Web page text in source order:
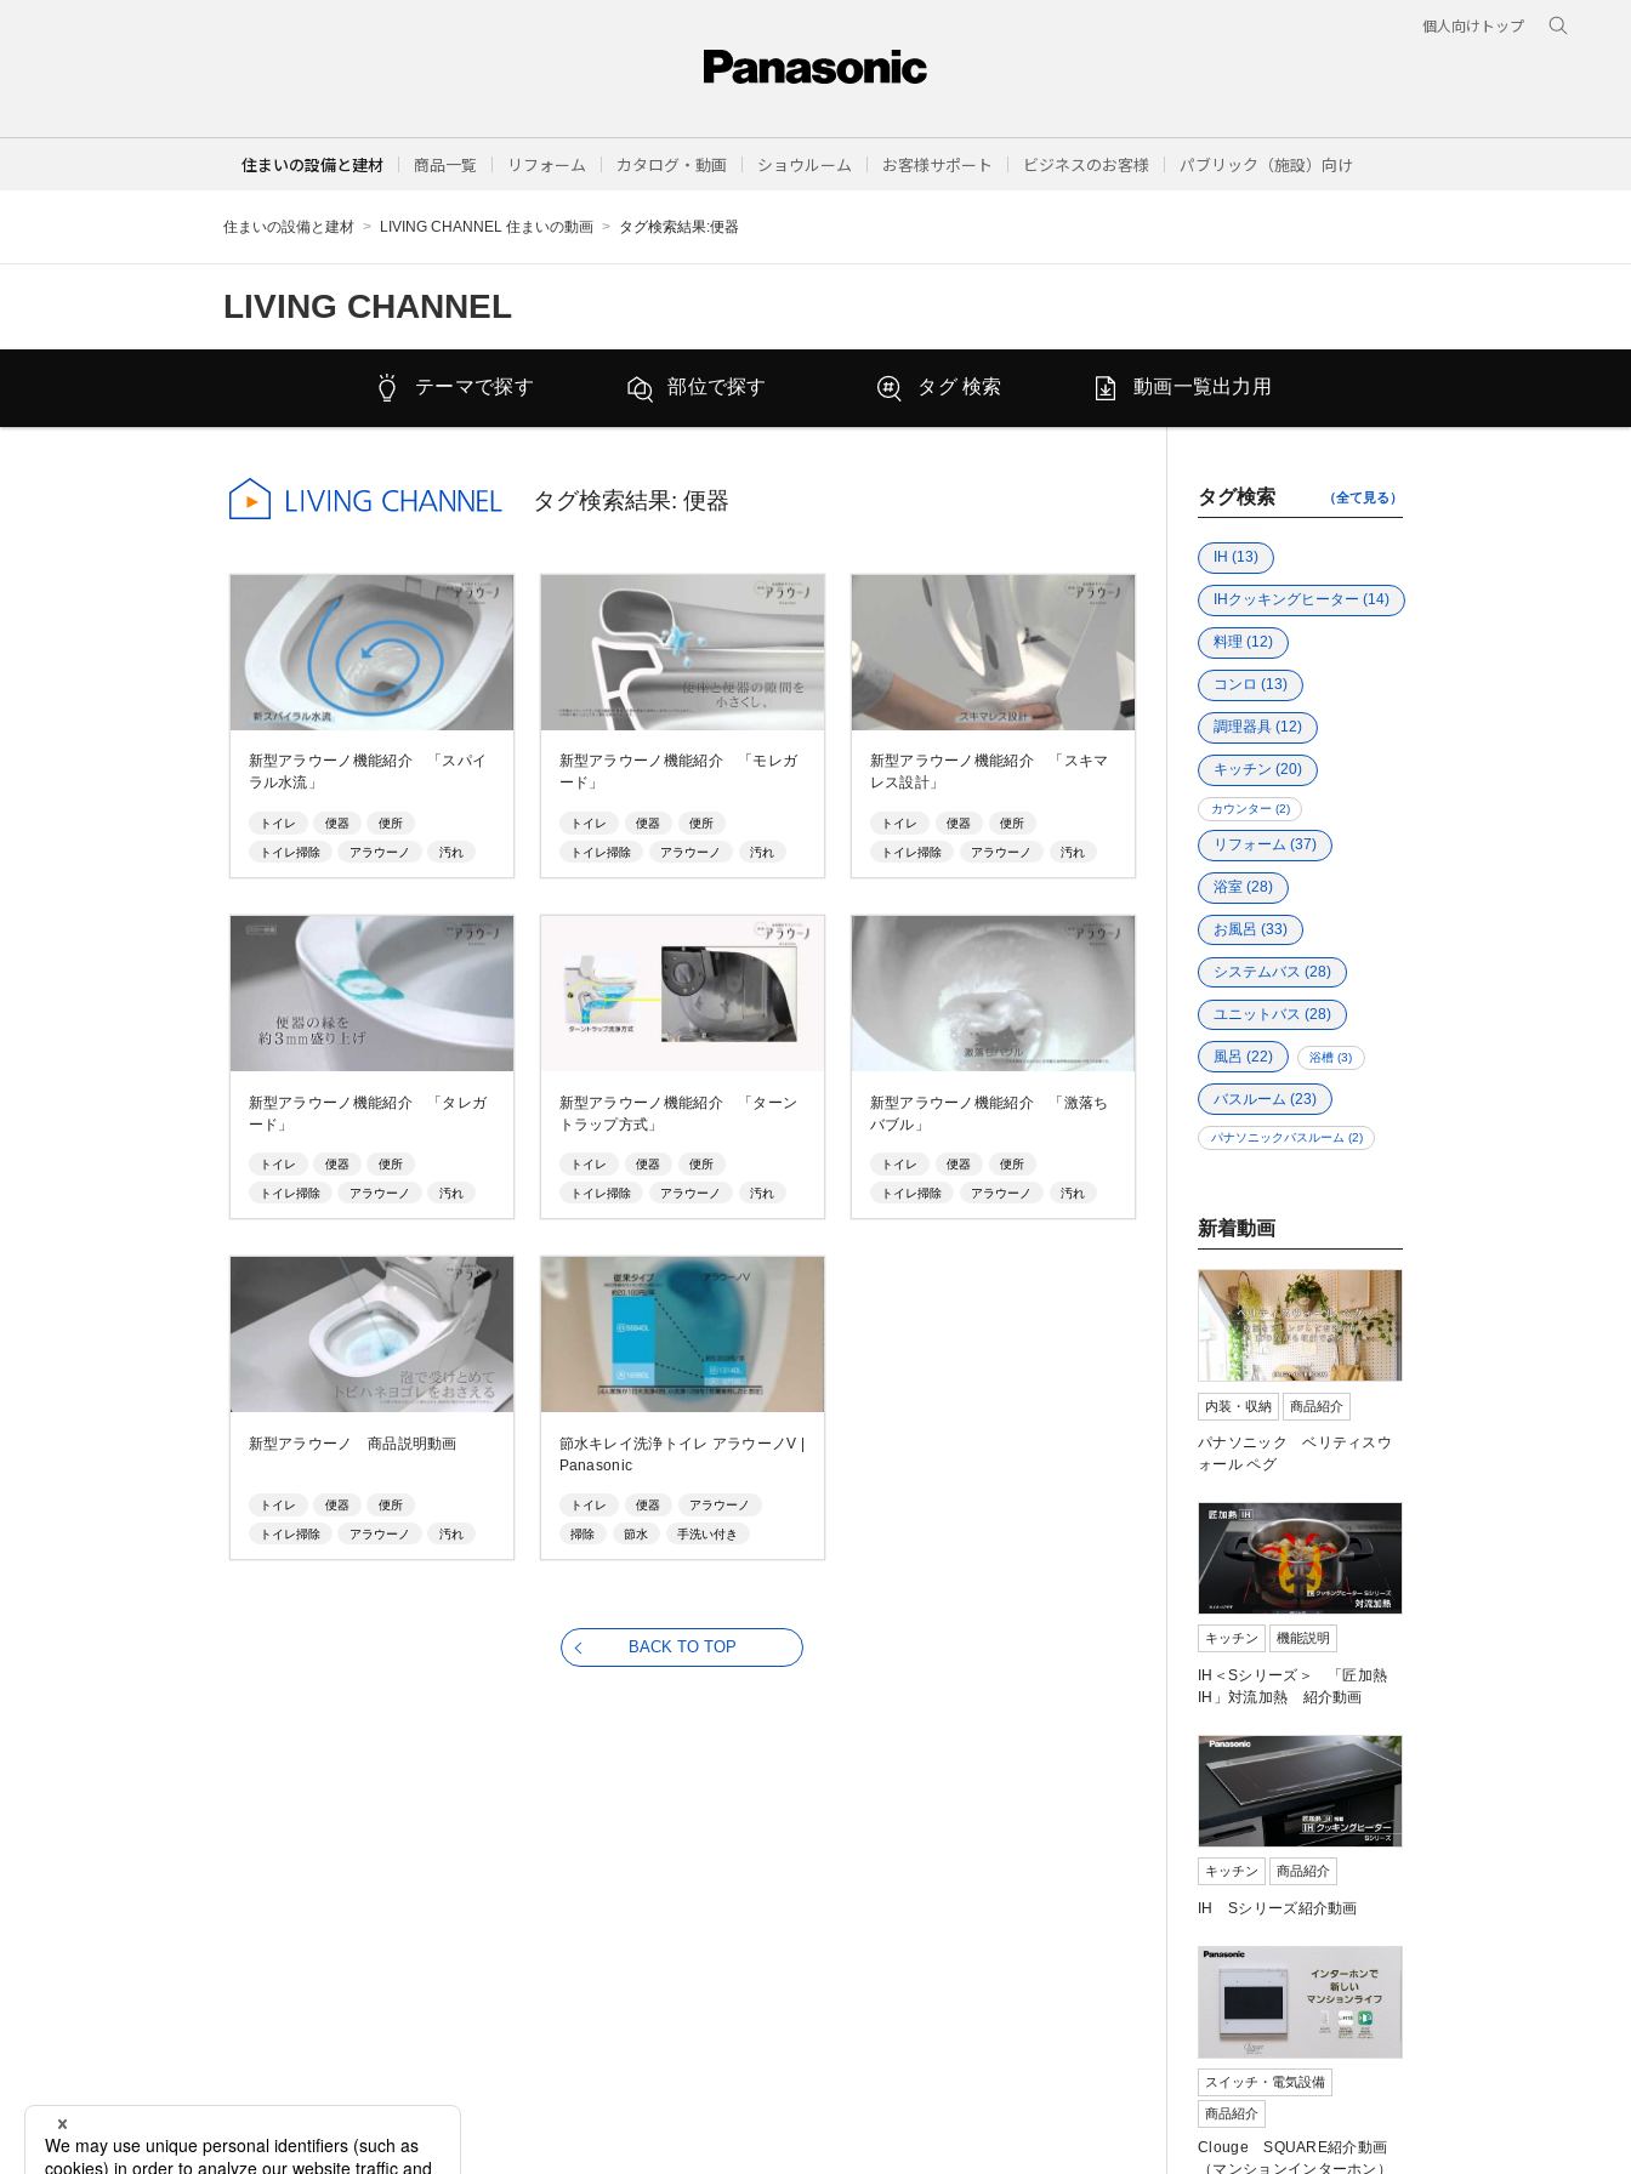
個人向けトップ
住まいの設備と建材 商品一覧 リフォーム カタログ・動画 ショウルーム お客様サポート ビジネスのお客様 パブリック（施設）向け
住まいの設備と建材 LIVING CHANNEL 住まいの動画 タグ検索結果:便器
LIVING CHANNEL
テーマで探す 部位で探す タグ 検索 動画一覧出力用
タグ検索結果: 便器
新型アラウーノ機能紹介 「スパイ
ラル水流」
トイレ 便器 便所
トイレ掃除 アラウーノ 汚れ
おしっこ トビハネ 素材
新型アラウーノ機能紹介 「モレガ
ード」
トイレ 便器 便所
トイレ掃除 アラウーノ 汚れ
おしっこ トビハネ
新型アラウーノ機能紹介 「スキマ
レス設計」
トイレ 便器 便所
トイレ掃除 アラウーノ 汚れ
おしっこ トビハネ 水流
新型アラウーノ機能紹介 「タレガ
ード」
トイレ 便器 便所
トイレ掃除 アラウーノ 汚れ
おしっこ トビハネ
新型アラウーノ機能紹介 「ターン
トラップ方式」
トイレ 便器 便所
トイレ掃除 アラウーノ 汚れ
おしっこ トビハネ 水流
新型アラウーノ機能紹介 「激落ち
バブル」
トイレ 便器 便所
トイレ掃除 アラウーノ 汚れ
おしっこ トビハネ バブル
新型アラウーノ 商品説明動画
トイレ 便器 便所
トイレ掃除 アラウーノ 汚れ
おしっこ トビハネ
節水キレイ洗浄トイレ アラウーノV |
Panasonic
トイレ 便器 アラウーノ
掃除 節水 手洗い付き
低水圧
BACK TO TOP
タグ検索 （全て見る）
IH (13)
IHクッキングヒーター (14)
料理 (12)
コンロ (13)
調理器具 (12)
キッチン (20)
カウンター (2)
リフォーム (37)
浴室 (28)
お風呂 (33)
システムバス (28)
ユニットバス (28)
風呂 (22) 浴槽 (3)
バスルーム (23)
パナソニックバスルーム (2)
新着動画
内装・収納 商品紹介
パナソニック ベリティスウ
ォール ペグ
キッチン 機能説明
IH＜Sシリーズ＞ 「匠加熱
IH」対流加熱 紹介動画
キッチン 商品紹介
IH Sシリーズ紹介動画
スイッチ・電気設備
商品紹介
Clouge SQUARE紹介動画
（マンションインターホン）